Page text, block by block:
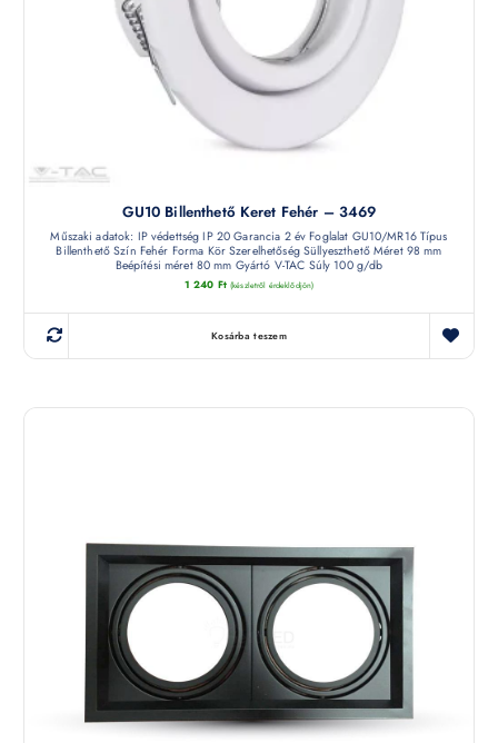
GU10 Billenthető Keret Fehér – 3469
Műszaki adatok: IP védettség IP 20 Garancia 2 év Foglalat GU10/MR16 Típus
Billenthető Szín Fehér Forma Kör Szerelhetőség Süllyeszthető Méret 98 mm
Beépítési méret 80 mm Gyártó V-TAC Súly 100 g/db
1 240 Ft (készletről érdeklődjön)
Kosárba teszem